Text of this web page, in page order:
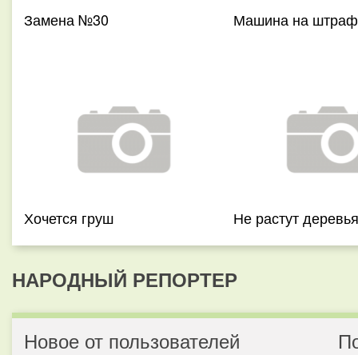
Замена №30 Машина на
Хочется груш Не растут деревья
НАРОДНЫЙ РЕПОРТЕР
Новое от пользователей